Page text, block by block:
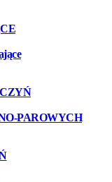
PAROWYCH